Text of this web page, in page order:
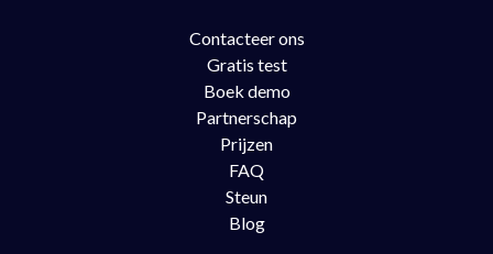
Contacteer ons
Gratis test
Boek demo
Partnerschap
Prijzen
FAQ
Steun
Blog